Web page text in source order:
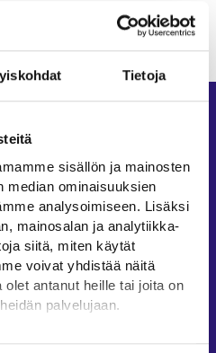
Tietoja
sisällön ja mainosten
median ominaisuuksien
analysoimiseen. Lisäksi
mainosalan ja analytiikka-
siitä, miten käytät
voivat yhdistää näitä
antanut heille tai joita on
palvelujaan.